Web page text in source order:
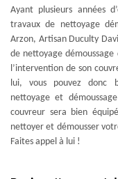
Ayant plusieurs années
travaux de nettoyage
Arzon, Artisan Duculty
de nettoyage
l’intervention de son
lui, vous pouvez donc
nettoyage et
couvreur sera bien
nettoyer et démousser
Faites appel à lui !